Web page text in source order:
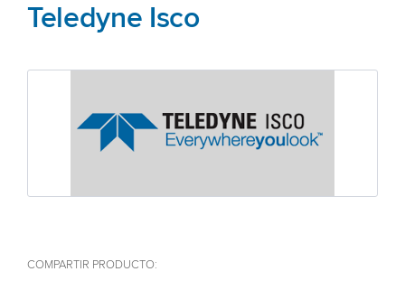
Teledyne Isco
COMPARTIR PRODUCTO: